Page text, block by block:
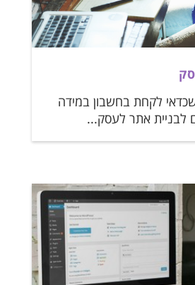
לקחת בחשבון במידה
לבניית אתר לעסק...